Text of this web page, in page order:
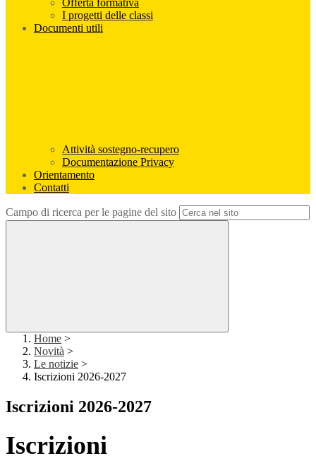
Offerta formativa
I progetti delle classi
Documenti utili
Attività sostegno-recupero
Documentazione Privacy
Orientamento
Contatti
Campo di ricerca per le pagine del sito
Home >
Novità >
Le notizie >
Iscrizioni 2026-2027
Iscrizioni 2026-2027
Iscrizioni